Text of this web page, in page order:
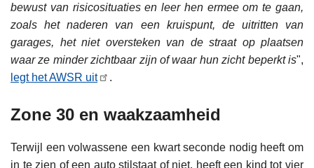
bewust van risicosituaties en leer hen ermee om te gaan,
zoals het naderen van een kruispunt, de uitritten van
garages, het niet oversteken van de straat op plaatsen
waar ze minder zichtbaar zijn of waar hun zicht beperkt is",
legt het AWSR uit
.
Zone 30 en waakzaamheid
Terwijl een volwassene een kwart seconde nodig heeft om
in te zien of een auto stilstaat of niet, heeft een kind tot vier